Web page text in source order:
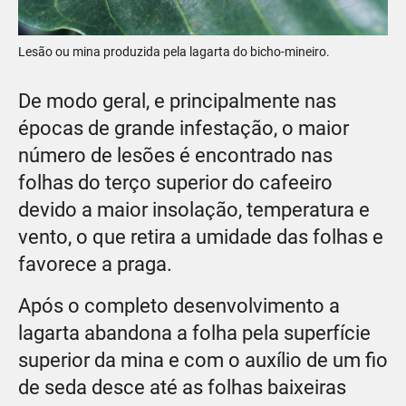
Lesão ou mina produzida pela lagarta do bicho-mineiro.
De modo geral, e principalmente nas
épocas de grande infestação, o maior
número de lesões é encontrado nas
folhas do terço superior do cafeeiro
devido a maior insolação, temperatura e
vento, o que retira a umidade das folhas e
favorece a praga.
Após o completo desenvolvimento a
lagarta abandona a folha pela superfície
superior da mina e com o auxílio de um fio
de seda desce até as folhas baixeiras